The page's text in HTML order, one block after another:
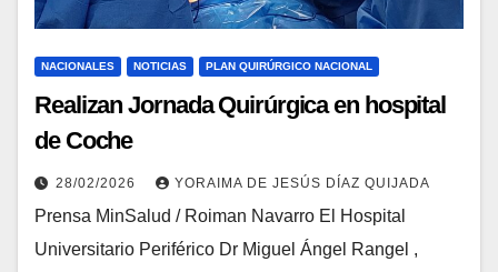
NACIONALES NOTICIAS PLAN QUIRÚRGICO NACIONAL
Realizan Jornada Quirúrgica en hospital
de Coche
28/02/2026 YORAIMA DE JESÚS DÍAZ QUIJADA
Prensa MinSalud / Roiman Navarro El Hospital
Universitario Periférico Dr Miguel Ángel Rangel ,